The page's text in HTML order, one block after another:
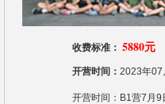
收费标准： 5880元
开营时间：2023年07
开营时间：B1营7月